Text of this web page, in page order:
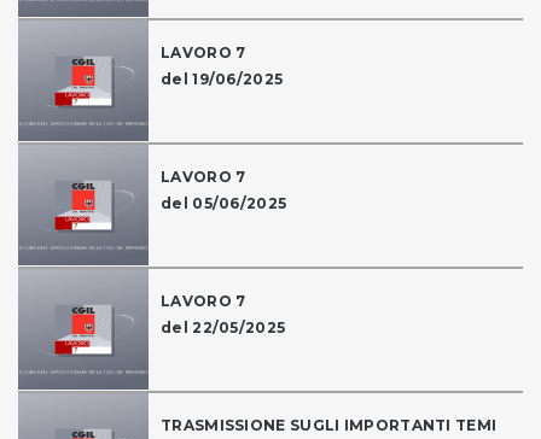
LAVORO 7
del 19/06/2025
LAVORO 7
del 05/06/2025
LAVORO 7
del 22/05/2025
TRASMISSIONE SUGLI IMPORTANTI TEMI